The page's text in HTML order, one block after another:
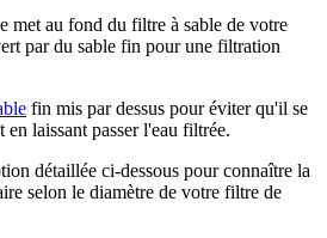
met au fond du filtre à sable de votre
par du sable fin pour une filtration
fin mis par dessus pour éviter qu'il se
en laissant passer l'eau filtrée.
détaillée ci-dessous pour connaître la
selon le diamètre de votre filtre de